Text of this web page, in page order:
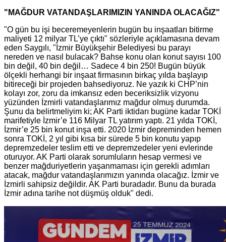
"MAĞDUR VATANDAŞLARIMIZIN YANINDA OLACAĞIZ"
"O gün bu işi beceremeyenlerin bugün bu inşaatları bitirme
maliyeti 12 milyar TL’ye çıktı" sözleriyle açıklamasına devam
eden Saygılı, "İzmir Büyükşehir Belediyesi bu parayı
nereden ve nasıl bulacak? Bahse konu olan konut sayısı 100
bin değil, 40 bin değil… Sadece 4 bin 250! Bugün büyük
ölçekli herhangi bir inşaat firmasının birkaç yılda başlayıp
bitireceği bir projeden bahsediyoruz. Ne yazık ki CHP’nin
kolayı zor, zoru da imkansız eden beceriksizlik vizyonu
yüzünden İzmirli vatandaşlarımız mağdur olmuş durumda.
Şunu da belirtmeliyim ki; AK Parti iktidarı bugüne kadar TOKİ
marifetiyle İzmir’e 116 Milyar TL yatırım yaptı. 21 yılda TOKİ,
İzmir’e 25 bin konut inşa etti. 2020 İzmir depreminden hemen
sonra TOKİ, 2 yıl gibi kısa bir sürede 5 bin konutu yapıp
depremzedeler teslim etti ve depremzedeler yeni evlerinde
oturuyor. AK Parti olarak sorumluların hesap vermesi ve
benzer mağduriyetlerin yaşanmaması için gerekli adımları
atacak, mağdur vatandaşlarımızın yanında olacağız. İzmir ve
İzmirli sahipsiz değildir. AK Parti buradadır. Bunu da burada
İzmir adına tarihe not düşmüş olduk" dedi.